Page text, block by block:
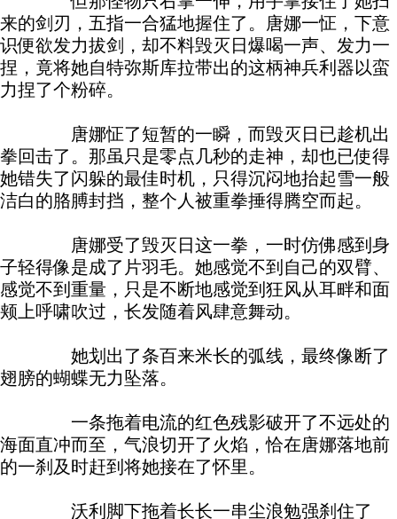
来的剑刃，五指一合猛地握住了。唐娜一怔，下意
识便欲发力拔剑，却不料毁灭日爆喝一声、发力一
捏，竟将她自特弥斯库拉带出的这柄神兵利器以蛮
力捏了个粉碎。
唐娜怔了短暂的一瞬，而毁灭日已趁机出
拳回击了。那虽只是零点几秒的走神，却也已使得
她错失了闪躲的最佳时机，只得沉闷地抬起雪一般
洁白的胳膊封挡，整个人被重拳捶得腾空而起。
唐娜受了毁灭日这一拳，一时仿佛感到身
子轻得像是成了片羽毛。她感觉不到自己的双臂、
感觉不到重量，只是不断地感觉到狂风从耳畔和面
颊上呼啸吹过，长发随着风肆意舞动。
她划出了条百来米长的弧线，最终像断了
翅膀的蝴蝶无力坠落。
一条拖着电流的红色残影破开了不远处的
海面直冲而至，气浪切开了火焰，恰在唐娜落地前
的一刹及时赶到将她接在了怀里。
沃利脚下拖着长长一串尘浪勉强刹住了